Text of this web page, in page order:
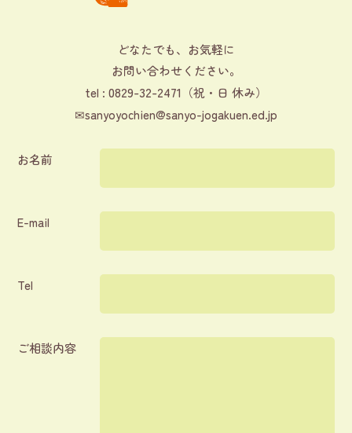
どなたでも、お気軽に
お問い合わせください。
tel : 0829-32-2471 （祝・日 休み）
✉sanyoyochien@sanyo-jogakuen.ed.jp
お名前
E-mail
Tel
ご相談内容